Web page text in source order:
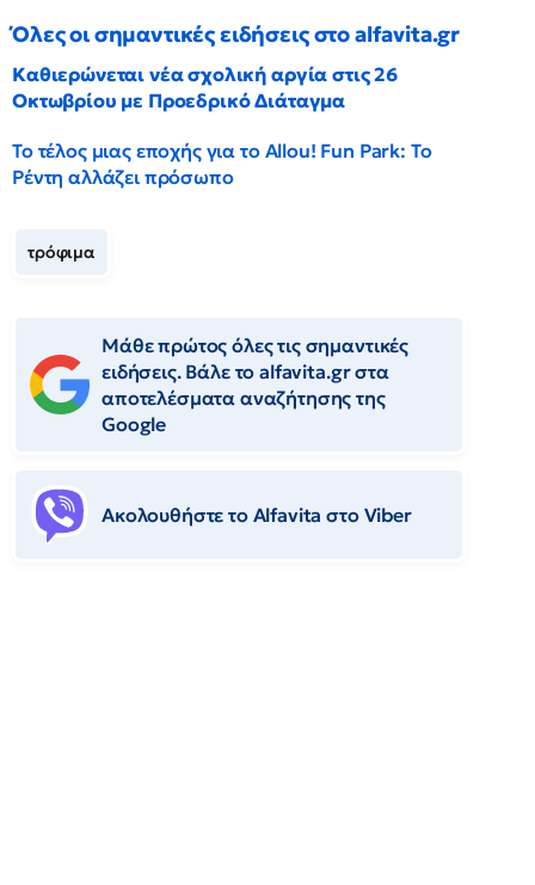
Όλες οι σημαντικές ειδήσεις στο alfavita.gr
Καθιερώνεται νέα σχολική αργία στις 26
Οκτωβρίου με Προεδρικό Διάταγμα
Το τέλος μιας εποχής για το Allou! Fun Park: Το
Ρέντη αλλάζει πρόσωπο
τρόφιμα
Μάθε πρώτος όλες τις σημαντικές
ειδήσεις. Βάλε το alfavita.gr στα
αποτελέσματα αναζήτησης της
Google
Ακολουθήστε το Αlfavita στο Viber